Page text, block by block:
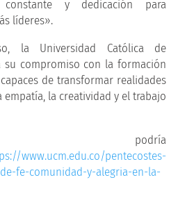
constante y dedicación para
líderes».
la Universidad Católica de
su compromiso con la formación
de transformar realidades
empatía, la creatividad y el trabajo
podría
www.ucm.edu.co/pentecostes-
fe-comunidad-y-alegria-en-la-